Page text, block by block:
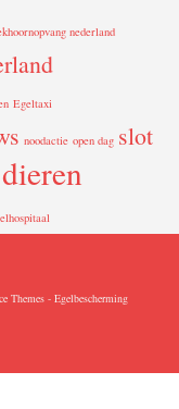
nederland
Egeltaxi
noodactie open dag slot
Themes - Egelbescherming